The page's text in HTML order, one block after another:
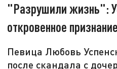
"Разрушили жизнь":
откровенное
Певица Любовь
после скандала с